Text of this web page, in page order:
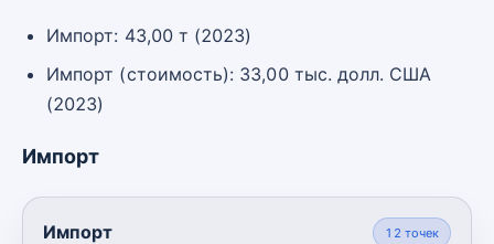
Импорт: 43,00 т (2023)
Импорт (стоимость): 33,00 тыс. долл. США
(2023)
Импорт
Импорт 12 точек